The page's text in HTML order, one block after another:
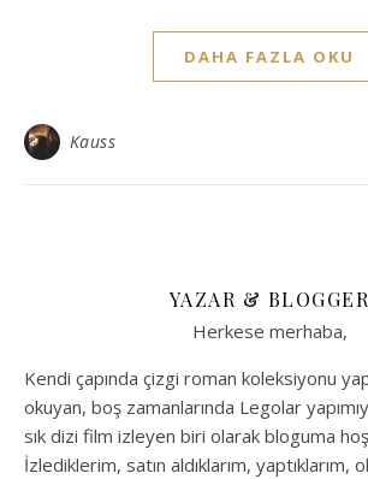
DAHA FAZLA OKU
Kauss
YAZAR & BLOGGER
Herkese merhaba,
Kendi çapında çizgi roman koleksiyonu
okuyan, boş zamanlarında Legolar
sık dizi film izleyen biri olarak bloguma
İzlediklerim, satın aldıklarım, yaptıklarım,